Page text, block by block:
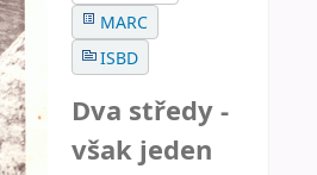
MARC
ISBD
Dva středy -
však jeden